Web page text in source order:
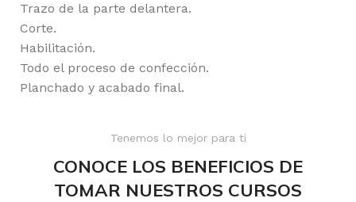
Trazo de la parte delantera.
Corte.
Habilitación.
Todo el proceso de confección.
Planchado y acabado final.
Tenemos lo mejor para ti
CONOCE LOS BENEFICIOS DE
TOMAR NUESTROS CURSOS